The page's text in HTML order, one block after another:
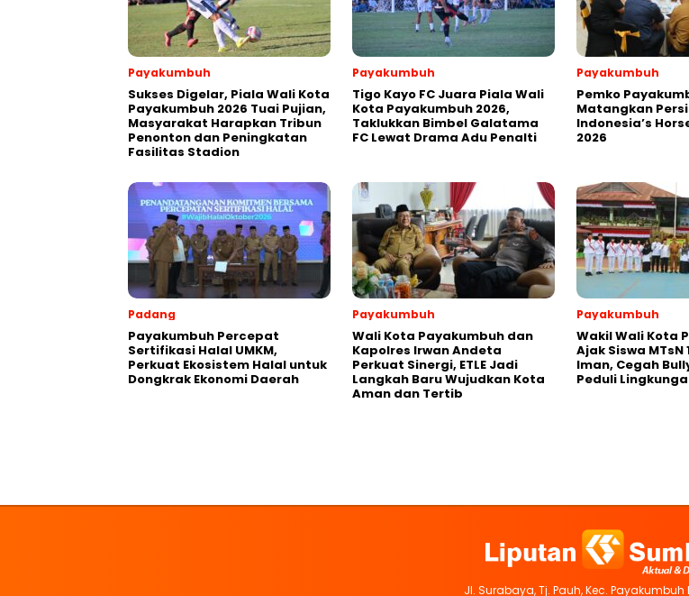
Payakumbuh
Sukses Digelar, Piala Wali Kota
Payakumbuh 2026 Tuai Pujian,
Masyarakat Harapkan Tribun
Penonton dan Peningkatan
Fasilitas Stadion
Payakumbuh
Tigo Kayo FC Juara Piala Wali
Kota Payakumbuh 2026,
Taklukkan Bimbel Galatama
FC Lewat Drama Adu Penalti
Payakumbuh
Pemko
Matangkan
Indonesia’s
2026
Padang
Payakumbuh Percepat
Sertifikasi Halal UMKM,
Perkuat Ekosistem Halal untuk
Dongkrak Ekonomi Daerah
Payakumbuh
Wali Kota Payakumbuh dan
Kapolres Irwan Andeta
Perkuat Sinergi, ETLE Jadi
Langkah Baru Wujudkan Kota
Aman dan Tertib
Payakumbuh
Wakil Wali Kota
Ajak Siswa MTsN
Iman, Cegah
Peduli
Jl. Surabaya, Tj. Pauh, Kec. Payakumbuh